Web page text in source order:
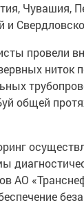
Чувашия,
и
провели
ниток
общей
АО